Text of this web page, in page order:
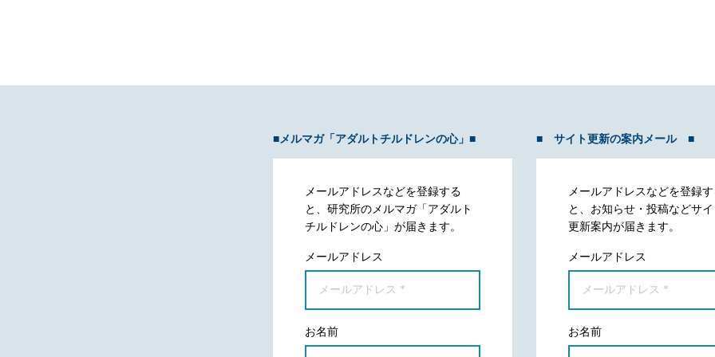
■メルマガ「アダルトチルドレンの心」■
メールアドレスなどを登録する
と、研究所のメルマガ「アダルト
チルドレンの心」が届きます。
メールアドレス
お名前
■ サイト更新の案内メール ■
メールアドレスなどを登録
と、お知らせ・投稿などサ
更新案内が届きます。
メールアドレス
お名前